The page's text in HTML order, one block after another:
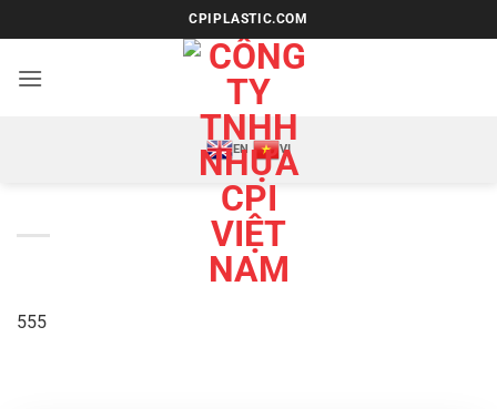
qua
nội
CPIPLASTIC.COM
EN VI
555